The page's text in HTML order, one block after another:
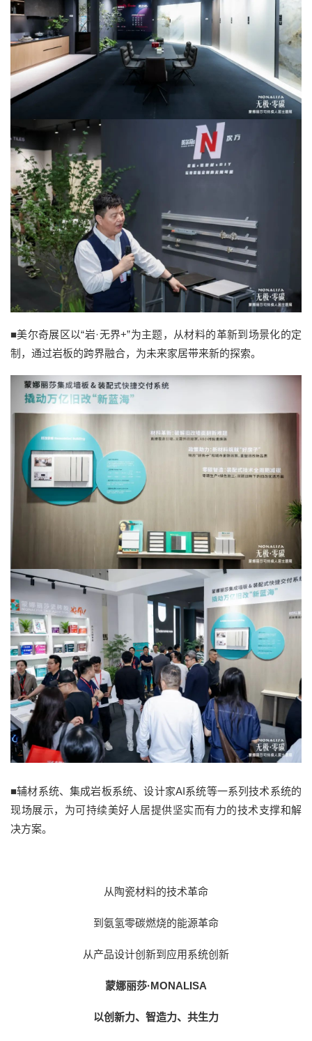
■美尔奇展区以“岩·无界+”为主题，从材料的革新到场景化的定
制，通过岩板的跨界融合，为未来家居带来新的探索。
■辅材系统、集成岩板系统、设计家AI系统等一系列技术系统的
现场展示，为可持续美好人居提供坚实而有力的技术支撑和解
决方案。
从陶瓷材料的技术革命
到氨氢零碳燃烧的能源革命
从产品设计创新到应用系统创新
蒙娜丽莎·MONALISA
以创新力、智造力、共生力